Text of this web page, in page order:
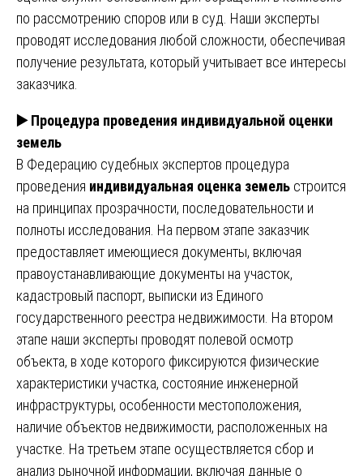
по рассмотрению споров или в суд. Наши эксперты
проводят исследования любой сложности, обеспечивая
получение результата, который учитывает все интересы
заказчика.
▶️Процедура проведения индивидуальной оценки
земель
В Федерацию судебных экспертов процедура
проведения индивидуальная оценка земель строится
на принципах прозрачности, последовательности и
полноты исследования. На первом этапе заказчик
предоставляет имеющиеся документы, включая
правоустанавливающие документы на участок,
кадастровый паспорт, выписки из Единого
государственного реестра недвижимости. На втором
этапе наши эксперты проводят полевой осмотр
объекта, в ходе которого фиксируются физические
характеристики участка, состояние инженерной
инфраструктуры, особенности местоположения,
наличие объектов недвижимости, расположенных на
участке. На третьем этапе осуществляется сбор и
анализ рыночной информации, включая данные о